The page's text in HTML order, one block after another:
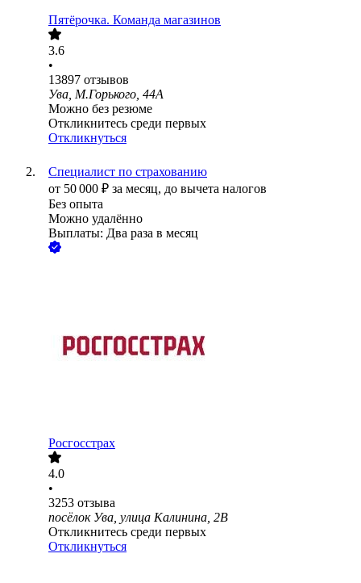
Пятёрочка. Команда магазинов
3.6
•
13897 отзывов
Ува, М.Горького, 44А
Можно без резюме
Откликнитесь среди первых
Откликнуться
Специалист по страхованию
от 50 000 ₽ за месяц, до вычета налогов
Без опыта
Можно удалённо
Выплаты: Два раза в месяц
Росгосстрах
4.0
•
3253 отзыва
посёлок Ува, улица Калинина, 2В
Откликнитесь среди первых
Откликнуться